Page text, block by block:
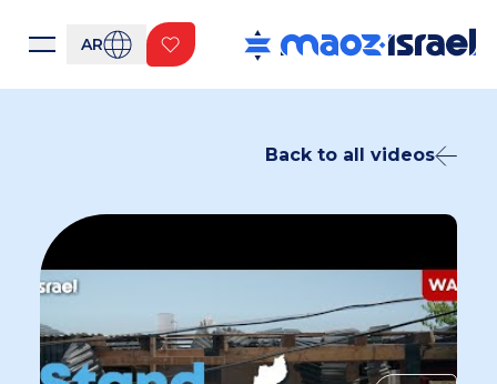
AR
Back to all videos